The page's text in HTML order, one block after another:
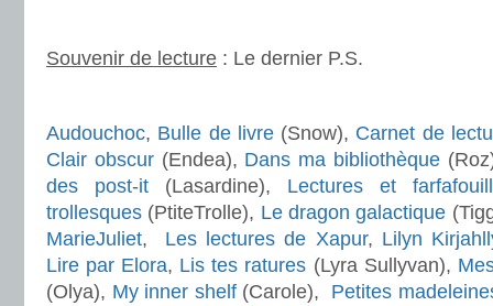
Souvenir de lecture : Le dernier P.S.
Audouchoc, Bulle de livre(Snow), Carnet de
Clair obscur(Endea), Dans ma bibliothèque
des post-it (Lasardine), Lectures et
trollesques (PtiteTrolle), Le dragon galactique
MarieJuliet, Les lectures de Xapur, Lilyn
Lire par Elora, Lis tes ratures (Lyra Sullyvan),
(Olya), My inner shelf(Carole), Petites